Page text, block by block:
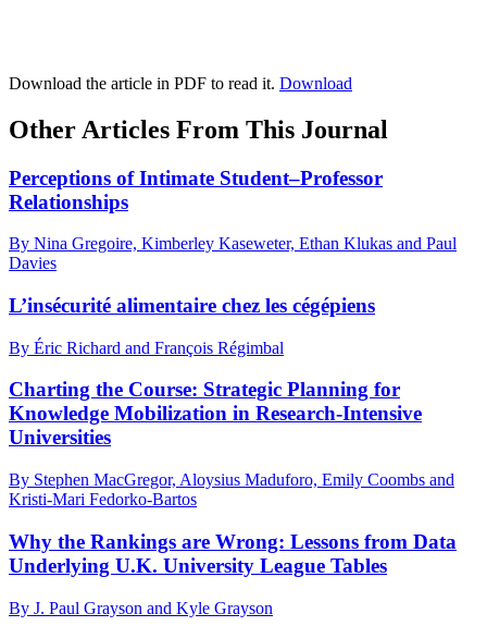
Download the article in PDF to read it. Download
Other Articles From This Journal
Perceptions of Intimate Student–Professor
Relationships
By Nina Gregoire, Kimberley Kaseweter, Ethan Klukas and Paul
Davies
L’insécurité alimentaire chez les cégépiens
By Éric Richard and François Régimbal
Charting the Course: Strategic Planning for
Knowledge Mobilization in Research-Intensive
Universities
By Stephen MacGregor, Aloysius Maduforo, Emily Coombs and
Kristi-Mari Fedorko-Bartos
Why the Rankings are Wrong: Lessons from Data
Underlying U.K. University League Tables
By J. Paul Grayson and Kyle Grayson